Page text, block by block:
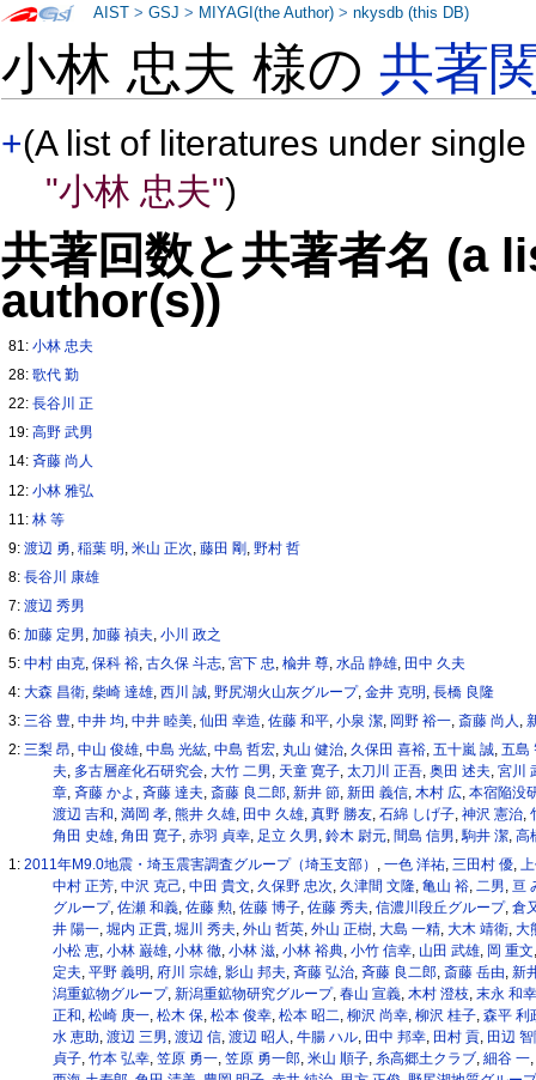
小林 忠夫 様の共著
+(A list of literatures under
"小林 忠夫")
共著回数と共著者名 (a
author(s))
81:小林 忠夫
28:歌代 勤
22:長谷川 正
19:高野 武男
14:斉藤 尚人
12:小林 雅弘
11:林 等
9:渡辺 勇 ,稲葉 明 ,米山 正次 ,藤田 剛 ,野村 哲
8:長谷川 康雄
7:渡辺 秀男
6:加藤 定男 ,加藤 禎夫 ,小川 政之
5:中村 由克 ,保科 裕 ,古久保 斗志 ,宮下 忠 ,楡井 尊 ,水品 静雄 田中 久夫
4:大森 昌衛,柴崎 達雄,西川 誠,野尻湖火山灰グループ,金井 克明,長橋 良隆
3:三谷 豊,中井 均,中井 睦美,仙田 幸造,佐藤 和平,小泉 潔, 岡野 裕一,斎藤 尚人 ,
2:三梨 昂,中山 俊雄,中島 光紘,中島 哲宏, 丸山 健治, 久保田 喜裕,五十嵐 誠,五島
夫, 多古層産化石研究会, 大竹 二男, 天童 寛子, 太刀川 正吾, 奥田 述夫, 宮川
章, 斉藤 かよ , 斉藤 達夫, 斎藤 良二郎, 新井 節, 新田 義信, 木村 広, 本宿陥没
渡辺 吉和, 満岡 孝, 熊井 久雄, 田中 久雄, 真野 勝友, 石綿 しげ子, 神沢 憲治,
角田 史雄, 角田 寛子, 赤羽 貞幸, 足立 久男, 鈴木 尉元, 間島 信男,駒井 潔, 高
1:2011年M9.0地震・埼玉震害調査グループ（埼玉支部） ,一色 洋祐,三田村 優,
中村 正芳, 中沢 克己, 中田 貴文, 久保野 忠次, 久津間 文隆, 亀山 裕, 二男, 亘
グループ, 佐瀬 和義, 佐藤 勲, 佐藤 博子, 佐藤 秀夫, 信濃川段丘グループ, 倉
井 陽一, 堀内 正貫, 堀川 秀夫, 外山 哲英, 外山 正樹, 大島 一精, 大木 靖衛, 大
小松 恵, 小林 巌雄, 小林 徹, 小林 滋, 小林 裕典, 小竹 信幸, 山田 武雄, 岡 重文
定夫, 平野 義明 , 府川 宗雄, 影山 邦夫, 斉藤 弘治, 斉藤 良二郎, 斎藤 岳由, 新
潟重鉱物グループ, 新潟重鉱物研究グループ, 春山 宣義, 木村 澄枝, 末永 和幸
正和, 松崎 庚一, 松木 保, 松本 俊幸, 松本 昭二, 柳沢 尚幸, 柳沢 桂子, 森平 利
水 恵助, 渡辺 三男, 渡辺 信, 渡辺 昭人 , 牛腸 ハル, 田中 邦幸, 田村 貢, 田辺
貞子, 竹本 弘幸, 笠原 勇一, 笠原 勇一郎, 米山 順子, 糸高郷土クラブ, 細谷 一,
AIST >GSJ > MIYAGI(the Author) >nkysdb (this DB)